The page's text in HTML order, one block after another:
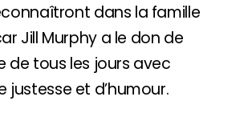
dans la famille
Jill Murphy a le don de
de tous les jours avec
justesse et d’humour.